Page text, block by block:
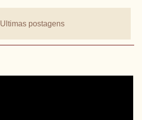
Ultimas postagens